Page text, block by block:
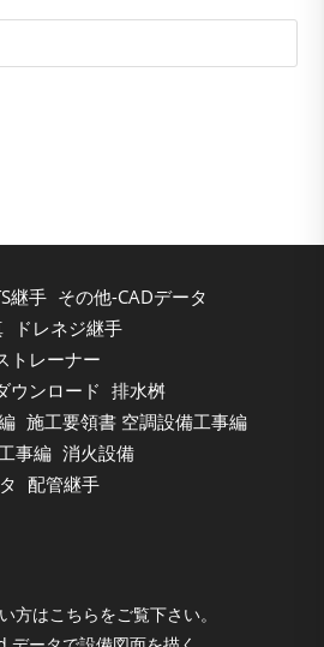
継手 その他-CADデータ
ドレネジ継手
トレーナー
ウンロード 排水桝
施工要領書 空調設備工事編
事編 消火設備
配管継手
方はこちらをご覧下さい。